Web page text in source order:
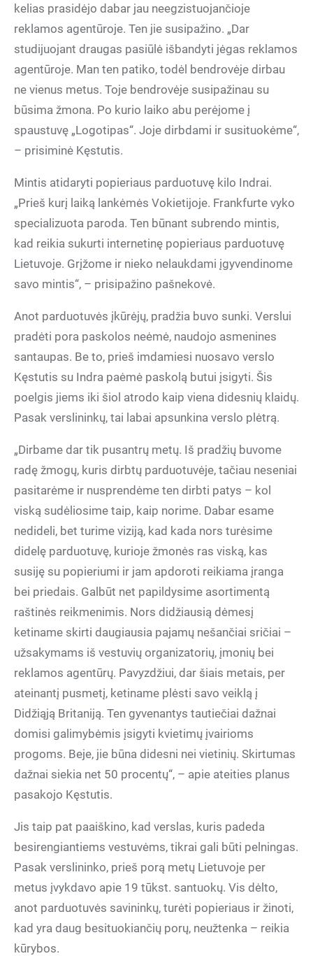
kelias prasidėjo dabar jau neegzistuojančioje
reklamos agentūroje. Ten jie susipažino. „Dar
studijuojant draugas pasiūlė išbandyti jėgas reklamos
agentūroje. Man ten patiko, todėl bendrovėje dirbau
ne vienus metus. Toje bendrovėje susipažinau su
būsima žmona. Po kurio laiko abu perėjome į
spaustuvę „Logotipas“. Joje dirbdami ir susituokėme“,
– prisiminė Kęstutis.
Mintis atidaryti popieriaus parduotuvę kilo Indrai.
„Prieš kurį laiką lankėmės Vokietijoje. Frankfurte vyko
specializuota paroda. Ten būnant subrendo mintis,
kad reikia sukurti internetinę popieriaus parduotuvę
Lietuvoje. Grįžome ir nieko nelaukdami įgyvendinome
savo mintis“, – prisipažino pašnekovė.
Anot parduotuvės įkūrėjų, pradžia buvo sunki. Verslui
pradėti pora paskolos neėmė, naudojo asmenines
santaupas. Be to, prieš imdamiesi nuosavo verslo
Kęstutis su Indra paėmė paskolą butui įsigyti. Šis
poelgis jiems iki šiol atrodo kaip viena didesnių klaidų.
Pasak verslininkų, tai labai apsunkina verslo plėtrą.
„Dirbame dar tik pusantrų metų. Iš pradžių buvome
radę žmogų, kuris dirbtų parduotuvėje, tačiau neseniai
pasitarėme ir nusprendėme ten dirbti patys – kol
viską sudėliosime taip, kaip norime. Dabar esame
nedideli, bet turime viziją, kad kada nors turėsime
didelę parduotuvę, kurioje žmonės ras viską, kas
susiję su popieriumi ir jam apdoroti reikiama įranga
bei priedais. Galbūt net papildysime asortimentą
raštinės reikmenimis. Nors didžiausią dėmesį
ketiname skirti daugiausia pajamų nešančiai sričiai –
užsakymams iš vestuvių organizatorių, įmonių bei
reklamos agentūrų. Pavyzdžiui, dar šiais metais, per
ateinantį pusmetį, ketiname plėsti savo veiklą į
Didžiąją Britaniją. Ten gyvenantys tautiečiai dažnai
domisi galimybėmis įsigyti kvietimų įvairioms
progoms. Beje, jie būna didesni nei vietinių. Skirtumas
dažnai siekia net 50 procentų“, – apie ateities planus
pasakojo Kęstutis.
Jis taip pat paaiškino, kad verslas, kuris padeda
besirengiantiems vestuvėms, tikrai gali būti pelningas.
Pasak verslininko, prieš porą metų Lietuvoje per
metus įvykdavo apie 19 tūkst. santuokų. Vis dėlto,
anot parduotuvės savininkų, turėti popieriaus ir žinoti,
kad yra daug besituokiančių porų, neužtenka – reikia
kūrybos.